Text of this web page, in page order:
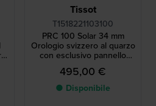
Tissot
T1518221103100
PRC 100 Solar 34 mm
Orologio svizzero al quarzo
con esclusivo pannello
solare in cristallo
495,00 €
● Disponibile